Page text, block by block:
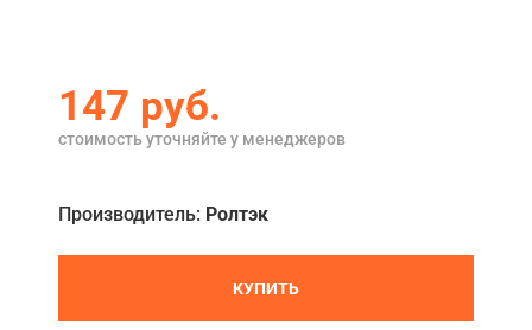
Контакты
147 руб.
стоимость уточняйте у менеджеров
Производитель: Ролтэк
КУПИТЬ